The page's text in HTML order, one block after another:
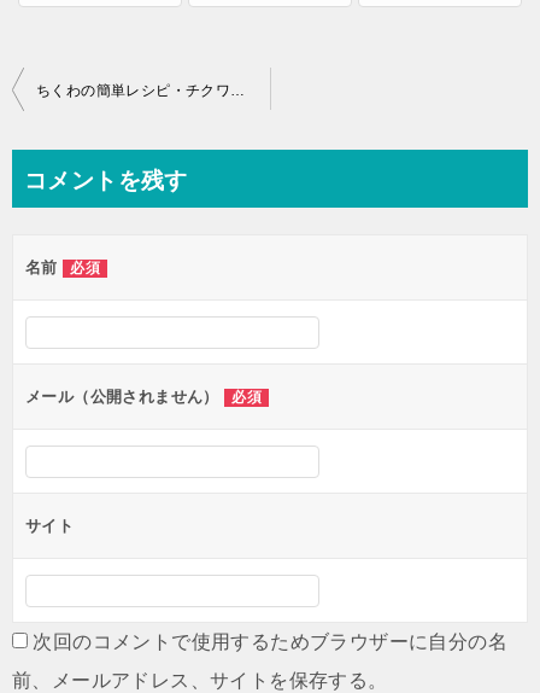
投
ビ
ー
シ
ョ
ン
ちくわの簡単レシピ・チクワと厚揚げの旨煮
コメントを残す
名前 必須
メール（公開されません） 必須
サイト
次回のコメントで使用するためブラウザーに自分の名
前、メールアドレス、サイトを保存する。